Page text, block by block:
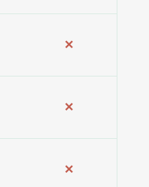
✕
✕
✕